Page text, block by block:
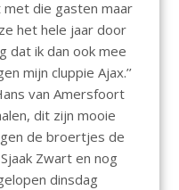
die gasten maar
het hele jaar door
dat ik dan ook mee
mijn cluppie Ajax.’’
van Amersfoort
dit zijn mooie
de broertjes de
Zwart en nog
dinsdag